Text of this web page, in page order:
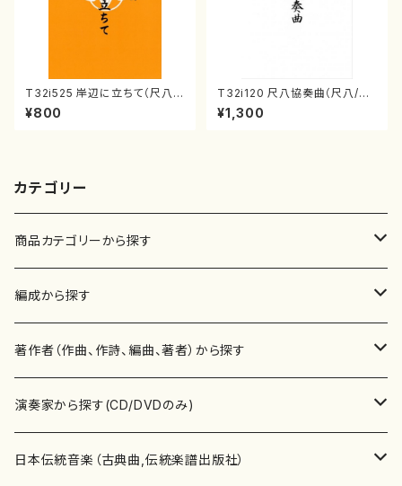
T32i525 岸辺に立ちて（尺八/
初代 中村双葉/楽譜）都山流公
刊楽譜曲番:2234
¥800
T32i120 尺八協奏曲（尺八/二
代 山本邦山/尺八/都山式譜）都
山流公刊楽譜曲番:569
¥1,300
カテゴリー
商品カテゴリーから探す
楽譜
書籍
書籍
テキストブック
CD・DVD
チケット
編成から探す
邦楽器
箏・琴（ソロ）
箏・琴（合奏）
合唱
混声合唱
歌・声
著作者（作曲、作詩、編曲、著者）から探す
あ行
青木省三(アオキ ショウゾウ)
か行
演奏家から探す(CD/DVDのみ)
邦楽（箏、三味線、尺八等）演奏家
日本伝統音楽（古典曲,伝統楽譜出版社）